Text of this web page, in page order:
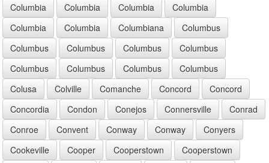
Columbia
Columbia Columbia
Columbia
Columbia
Columbia Columbiana
Columbus
Columbus
Columbus Columbus
Columbus
Columbus
Columbus Columbus
Columbus
Colusa
Colville Comanche Concord
Concord
Concordia
Condon Conejos Connersville
Conrad
Conroe
Convent Conway Conway
Conyers
Cookeville
Cooper Cooperstown
Cooperstown